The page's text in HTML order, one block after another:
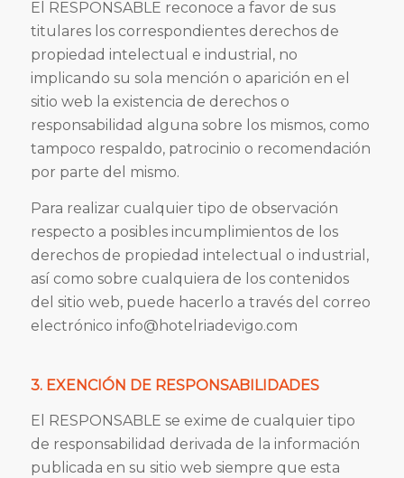
El RESPONSABLE reconoce a favor de sus
titulares los correspondientes derechos de
propiedad intelectual e industrial, no
implicando su sola mención o aparición en el
sitio web la existencia de derechos o
responsabilidad alguna sobre los mismos, como
tampoco respaldo, patrocinio o recomendación
por parte del mismo.
Para realizar cualquier tipo de observación
respecto a posibles incumplimientos de los
derechos de propiedad intelectual o industrial,
así como sobre cualquiera de los contenidos
del sitio web, puede hacerlo a través del correo
electrónico info@hotelriadevigo.com
3. EXENCIÓN DE RESPONSABILIDADES
El RESPONSABLE se exime de cualquier tipo
de responsabilidad derivada de la información
publicada en su sitio web siempre que esta